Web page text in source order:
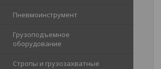
Пневмоинструмент
Грузоподъемное
оборудование
Стропы и грузозахватные